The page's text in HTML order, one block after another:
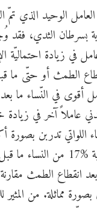
الوحيد الذي تمّ
بسرطان الثدي، فقد
في زيادة احتماليّة
الطمث أو حتّى ما
في النّساء ما
عاملاً آخر في
اللواتي تدربن بصورة
احتمالية الإصابة بنسبة
بعد انقطاع الطمث
مماثلة. من